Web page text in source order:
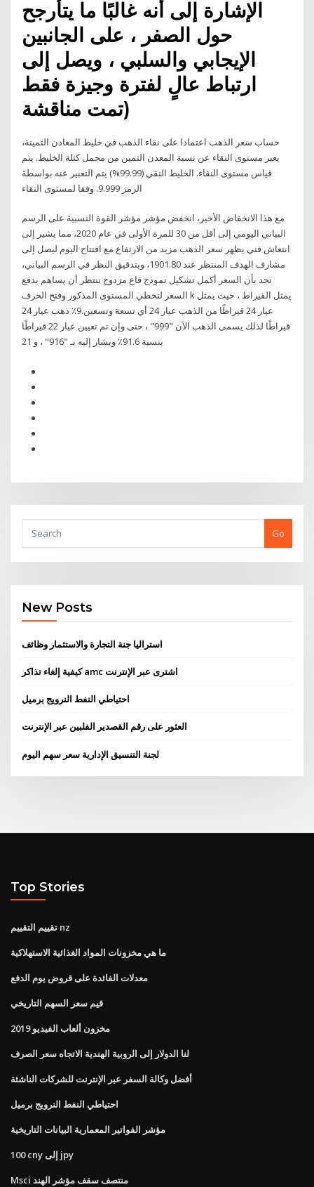
الإشارة إلى أنه غالبًا ما يتأرجح
حول الصفر ، على الجانبين
الإيجابي والسلبي ، ويصل إلى
ارتباط عالٍ لفترة وجيزة فقط
(تمت مناقشة
حساب سعر الذهب اعتمادا على نقاء الذهب في خليط المعادن الثمينة،
يعبر مستوى النقاء عن نسبة المعدن الثمين من مجمل كتلة الخليط. يتم
قياس مستوى النقاء. الخليط النقي (99.99%) يتم التعبير عنه بواسطة
الرمز 9.999. وفقا لمستوى النقاء
مع هذا الانخفاض الأخير، انخفض مؤشر مؤشر القوة النسبية على الرسم
البياني اليومي إلى أقل من 30 للمرة الأولى في عام 2020، مما يشير إلى
انتعاش فني يظهر سعر الذهب مزيد من الارتفاع مع افتتاح اليوم ليصل إلى
مشارف الهدف المنتظر عند 1901.80، وبتدقيق النظر في الرسم البياني،
نجد بأن السعر أكمل تشكيل نموذج قاع مزدوج ننتظر أن يساهم بدفع
السعر لتخطي المستوى المذكور وفتح الحرف k يمثل القيراط ، حيث يمثل
عيار 24 قيراطًا من الذهب عيار 24 أي تسعة وتسعين.9٪ ذهب عيار 24
قيراطًا لذلك يسمى الذهب الآن "999" ، حتى وإن تم تعيين عيار 22 قيراطًا
بنسبة 91.6٪ ويشار إليه بـ "916" ، و 21
Go
New Posts
استراليا جنة التجارة والاستثمار وظائف
كيفية إلغاء تذاكر amc اشترى عبر الإنترنت
احتياطي النفط النرويج برميل
العثور على رقم القصدير الفلبين عبر الإنترنت
لجنة التنسيق الإدارية سعر سهم اليوم
Top Stories
تقييم التقييم nz
ما هي مخزونات المواد الغذائية الاستهلاكية
معدلات الفائدة على قروض يوم الدفع
قيم سعر السهم التاريخي
مخزون ألعاب الفيديو 2019
لنا الدولار إلى الروبية الهندية الاتجاه سعر الصرف
أفضل وكالة السفر عبر الإنترنت للشركات الناشئة
احتياطي النفط النرويج برميل
مؤشر الفواتير المعمارية البيانات التاريخية
100 cny إلى jpy
Msci منتصف سقف مؤشر الهند